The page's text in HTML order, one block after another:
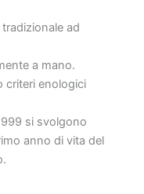
ad
a mano.
criteri enologici
si svolgono
anno di vita del